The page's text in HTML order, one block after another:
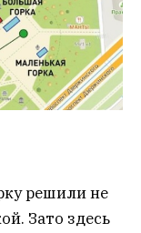
решили не
Зато здесь